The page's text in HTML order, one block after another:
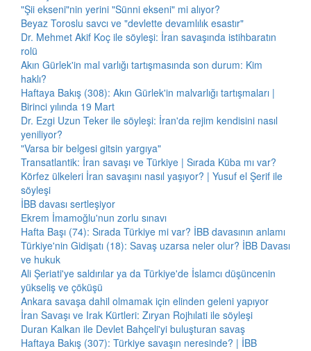
"Şii ekseni"nin yerini "Sünni ekseni" mi alıyor?
Beyaz Toroslu savcı ve "devlette devamlılık esastır"
Dr. Mehmet Akif Koç ile söyleşi: İran savaşında istihbaratın
rolü
Akın Gürlek'in mal varlığı tartışmasında son durum: Kim
haklı?
Haftaya Bakış (308): Akın Gürlek'in malvarlığı tartışmaları |
Birinci yılında 19 Mart
Dr. Ezgi Uzun Teker ile söyleşi: İran'da rejim kendisini nasıl
yeniliyor?
"Varsa bir belgesi gitsin yargıya"
Transatlantik: İran savaşı ve Türkiye | Sırada Küba mı var?
Körfez ülkeleri İran savaşını nasıl yaşıyor? | Yusuf el Şerif ile
söyleşi
İBB davası sertleşiyor
Ekrem İmamoğlu'nun zorlu sınavı
Hafta Başı (74): Sırada Türkiye mi var? İBB davasının anlamı
Türkiye'nin Gidişatı (18): Savaş uzarsa neler olur? İBB Davası
ve hukuk
Ali Şeriati'ye saldırılar ya da Türkiye'de İslamcı düşüncenin
yükseliş ve çöküşü
Ankara savaşa dahil olmamak için elinden geleni yapıyor
İran Savaşı ve Irak Kürtleri: Zıryan Rojhılati ile söyleşi
Duran Kalkan ile Devlet Bahçeli'yi buluşturan savaş
Haftaya Bakış (307): Türkiye savaşın neresinde? | İBB